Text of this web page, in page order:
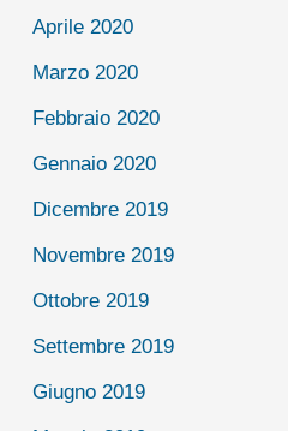
Aprile 2020
Marzo 2020
Febbraio 2020
Gennaio 2020
Dicembre 2019
Novembre 2019
Ottobre 2019
Settembre 2019
Giugno 2019